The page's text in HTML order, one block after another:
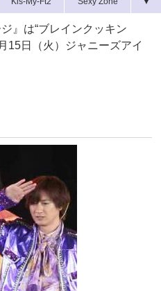
』は“ブレインクッキン
日（火）ジャニーズアイ